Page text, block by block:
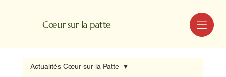
Cœur sur la patte MENU
Actualités Cœur sur la Patte